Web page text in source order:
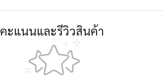
คะแนนและรีวิวสินค้า